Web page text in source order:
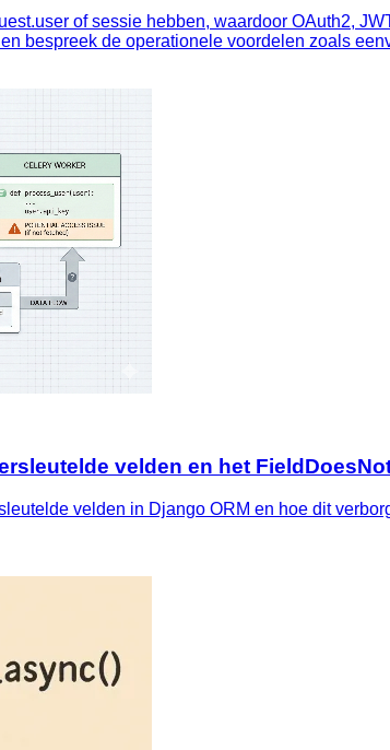
of sessie hebben, waardoor OAuth2,
bespreek de operationele voordelen zoals
velden en het
velden in Django ORM en hoe dit